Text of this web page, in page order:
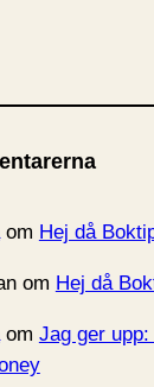
om Hej då
om Hej då
om Jag ger